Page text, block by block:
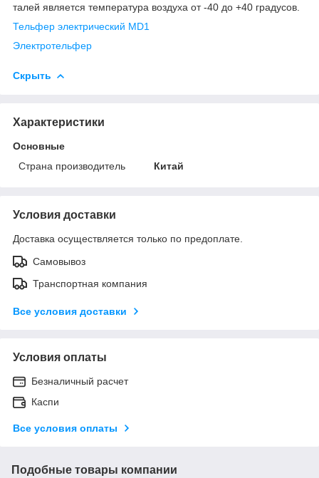
талей является температура воздуха от -40 до +40 градусов.
Тельфер электрический MD1
Электротельфер
Скрыть
Характеристики
Основные
Страна производитель
Китай
Условия доставки
Доставка осуществляется только по предоплате.
Самовывоз
Транспортная компания
Все условия доставки
Условия оплаты
Безналичный расчет
Каспи
Все условия оплаты
Подобные товары компании